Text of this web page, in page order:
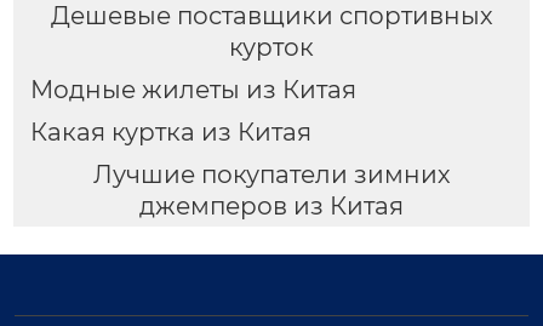
Дешевые поставщики спортивных
курток
Модные жилеты из Китая
Какая куртка из Китая
Лучшие покупатели зимних
джемперов из Китая